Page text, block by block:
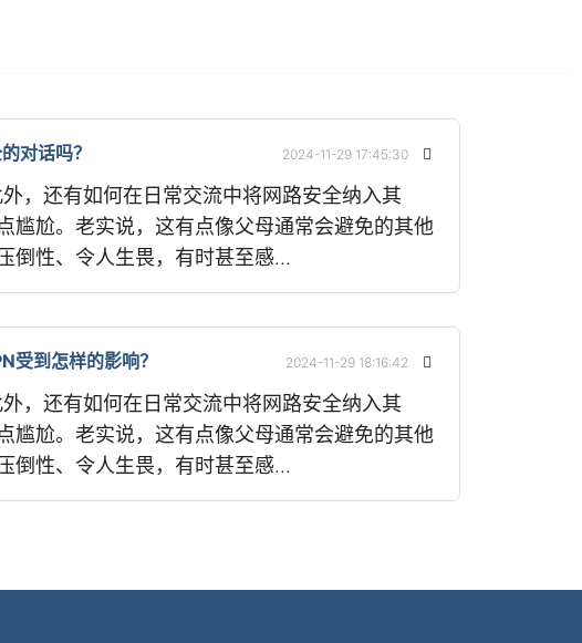
对话吗？ 2024-11-29 17:45:30
，还有如何在日常交流中将网路安全纳入其
尴尬。老实说，这有点像父母通常会避免的其他
倒性、令人生畏，有时甚至感...
受到怎样的影响？ 2024-11-29 18:16:42
，还有如何在日常交流中将网路安全纳入其
尴尬。老实说，这有点像父母通常会避免的其他
倒性、令人生畏，有时甚至感...